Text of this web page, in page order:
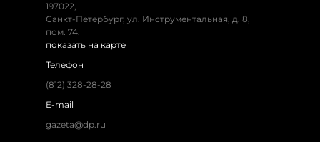
197022,
Санкт-Петербург, ул. Инструментальная, д. 8,
пом. 74.
показать на карте
Телефон
(812) 328-28-28
E-mail
gazeta@dp.ru